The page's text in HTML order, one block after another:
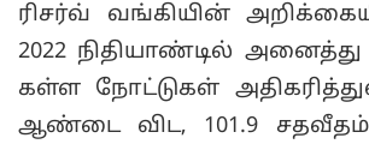
ரிசர்வ் வங்கியின்
2022 நிதியாண்டில் அனைத்து
கள்ள நோட்டுகள்
ஆண்டை விட, 101.9 சதவீதம்